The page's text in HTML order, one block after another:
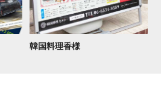
韓国 料 理 香 様